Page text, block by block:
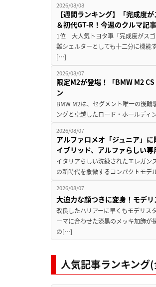
2026/08/08
【週間ランキング】「完成度
＆初代GT-R！今週のクルマ記
1位 大人気トヨタ車「完成度がス
難シェルターとしても十二分に機能
[…]
2026/08/07
限定M2が登場！「BMW M2
ン
BMW M2は、セグメント唯一の後
ングと卓越したロード・ホールデ
2026/08/07
アルファロメオ「ジュニア」
イブリッド、アルファらしい専
イタリアらしい洗練されたエレガン
の新時代を象徴するコンパクトモ
2026/08/07
大迫力な顔つきに変身！モデ
改良したハリアーに早くもモデリス
ーマに合わせた漆黒のメッキ加飾が
の[…]
人気記事ランキング